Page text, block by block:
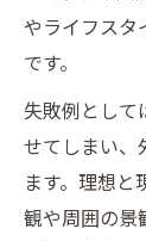
やライフスタ
です。
失敗例として
せてしまい、
ます。理想と
観や周囲の景